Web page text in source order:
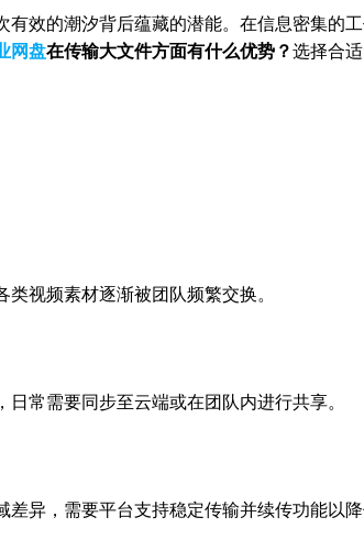
效的潮汐背后蕴藏的潜能。在信息密集的
网盘在传输大文件方面有什么优势？选择合
视频素材逐渐被团队频繁交换。
常需要同步至云端或在团队内进行共享。
异，需要平台支持稳定传输并续传功能以